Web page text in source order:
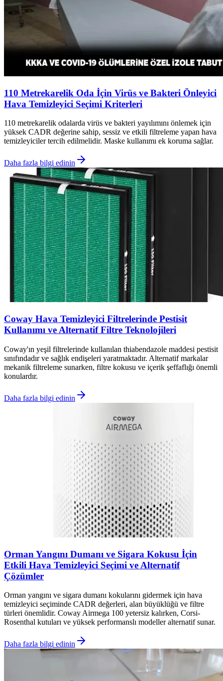
110 Metrekarelik Oda İçin Virüs ve Bakteri Önleyici
Hava Temizleyici Seçimi Kriterleri
110 metrekarelik odalarda virüs ve bakteri yayılımını önlemek için
yüksek CADR değerine sahip, sessiz ve etkili filtreleme yapan hava
temizleyiciler tercih edilmelidir. Maske kullanımı ek koruma sağlar.
Daha fazla bilgi edinin
Coway Hava Temizleyici Filtrelerinde Pestisit
Kullanımı ve Alternatif Filtre Teknolojileri
Coway'ın yeşil filtrelerinde kullanılan thiabendazole maddesi pestisit
sınıfındadır ve sağlık endişeleri yaratmaktadır. Alternatif markalar
mekanik filtreleme sunarken, filtre kokusu ve içerik şeffaflığı önemli
konulardır.
Daha fazla bilgi edinin
Orman Yangını Dumanı ve Sigara Kokusu İçin
Etkili Hava Temizleyici Seçimi ve Alternatif
Çözümler
Orman yangını ve sigara dumanı kokularını gidermek için hava
temizleyici seçiminde CADR değerleri, alan büyüklüğü ve filtre
türleri önemlidir. Coway Airmega 100 yetersiz kalırken, Corsi-
Rosenthal kutuları ve yüksek performanslı modeller alternatif sunar.
Daha fazla bilgi edinin